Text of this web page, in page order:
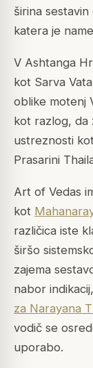
širina
katera je
V Ashtanga
kot Sarva
oblike motenj
kot razlog, da
ustreznosti
Prasarini
Art of Vedas
kot
različica iste
širšo
zajema
nabor
za Narayana
vodič se
uporabo.